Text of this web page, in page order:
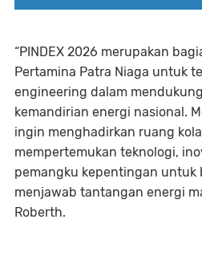
“PINDEX 2026 merupakan
Pertamina Patra Niaga untuk
engineering dalam
kemandirian energi nasional.
ingin menghadirkan ruang
mempertemukan teknologi,
pemangku kepentingan untuk
menjawab tantangan energi
Roberth.